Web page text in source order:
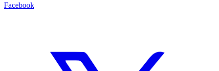
Facebook